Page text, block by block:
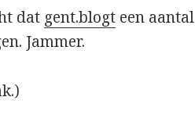
dat gent.blogt een aantal
Jammer.